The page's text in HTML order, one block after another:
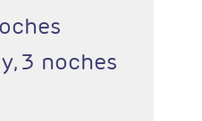
3 noches